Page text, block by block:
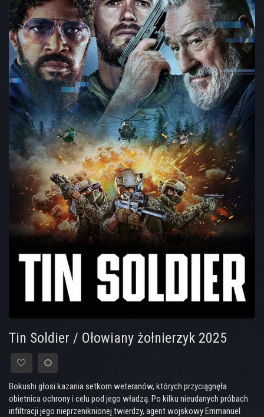
Tin Soldier / Ołowiany żołnierzyk 2025
Bokushi głosi kazania setkom weteranów, których przyciągnęła
obietnica ochrony i celu pod jego władzą. Po kilku nieudanych próbach
infiltracji jego nieprzeniknionej twierdzy, agent wojskowy Emmanuel